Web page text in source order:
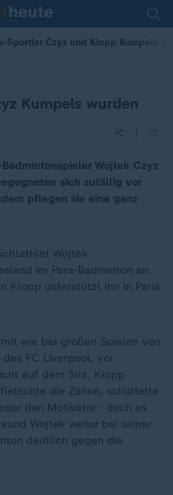
Sportler Czyz und Klopp Kumpels
Kumpels wurden
Wojtek Czyz
sich zufällig vor
pflegen sie eine ganz
Wojtek
im Para-Badminton an.
Klopp unterstützt ihn in Paris
wie bei großen Spielen von
des FC Liverpool, vor
auf dem Sitz. Klopp
die Zähne, schüttelte
den Motivator - doch es
Wojtek verlor bei seiner
deutlich gegen die